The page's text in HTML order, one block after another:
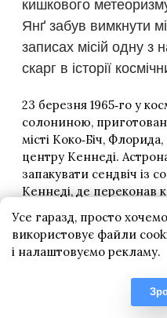
Усе гаразд, просто
використовує файли
і налаштовуємо рекламу.